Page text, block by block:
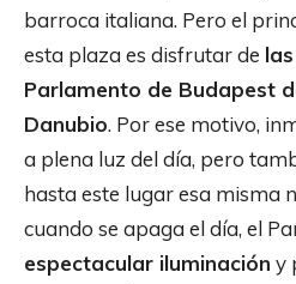
barroca italiana. Pero el
esta plaza es disfrutar de
Parlamento de Budapest
Danubio. Por ese motivo,
a plena luz del día, pero
hasta este lugar esa misma
cuando se apaga el día, el
espectacular iluminación y